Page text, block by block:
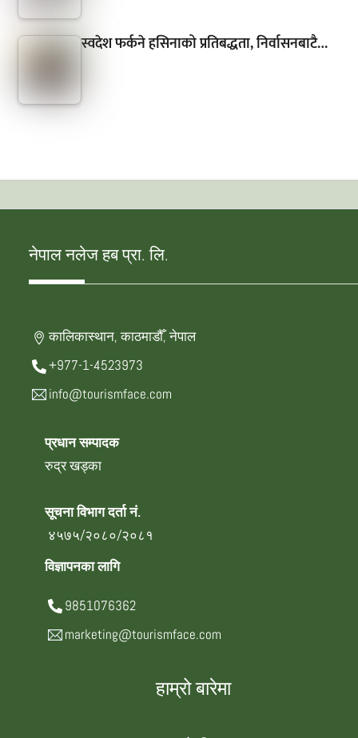
स्वदेश फर्कने हसिनाको प्रतिबद्धता, निर्वासनबाटै…
नेपाल नलेज हब प्रा. लि.
कालिकास्थान, काठमाडौँ, नेपाल
+977-1-4523973
info@tourismface.com
प्रधान सम्पादक
रुद्र खड्का
सूचना विभाग दर्ता नं.
४५७५/२०८०/२०८१
विज्ञापनका लागि
9851076362
marketing@tourismface.com
हाम्रो बारेमा